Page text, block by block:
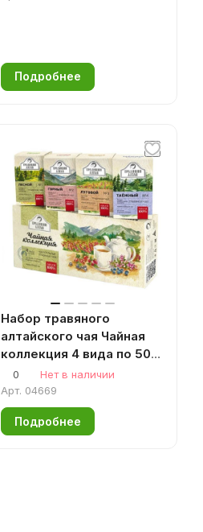
Подробнее
Набор травяного
алтайского чая Чайная
коллекция 4 вида по 50
гр. Горный чай, Таежный
чай, Лесной чай, Луговой
чай
0
Нет в наличии
Арт. 04669
Подробнее